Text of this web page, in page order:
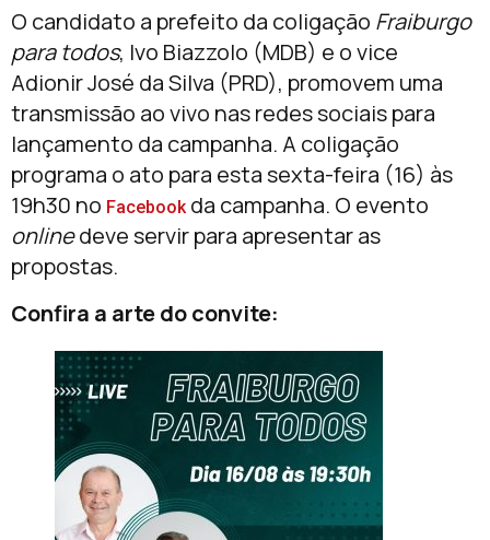
O candidato a prefeito da coligação Fraiburgo
para todos, Ivo Biazzolo (MDB) e o vice
Adionir José da Silva (PRD), promovem uma
transmissão ao vivo nas redes sociais para
lançamento da campanha. A coligação
programa o ato para esta sexta-feira (16) às
19h30 no Facebookda campanha. O evento
onlinedeve servir para apresentar as
propostas.
Confira a arte do convite: